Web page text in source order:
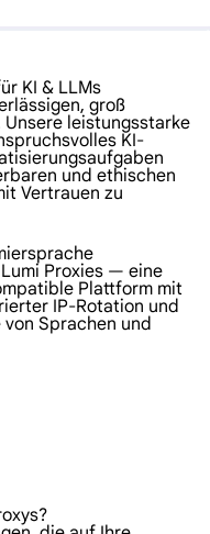
KI & LLMs
groß
leistungsstarke
KI-
und ethischen
Vertrauen zu
Proxies — eine
Plattform mit
IP-Rotation und
Sprachen und